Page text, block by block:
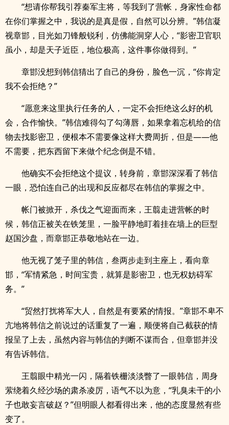
“想请你帮我引荐秦军主将，等我到了营帐，身家性命都
在你们掌握之中，我说的是真是假，自然可以分辨。”韩信凝
视章邯，目光如刀锋般锐利，仿佛能洞穿人心，“影密卫官职
虽小，却是天子近臣，地位极高，这件事你做得到。”
章邯没想到韩信猜出了自己的身份，脸色一沉，“你肯定
我不会拒绝？”
“愿意来这里执行任务的人，一定不会拒绝这么好的机
会，合作愉快。”韩信难得勾了勾薄唇，如果拿着忘机给的信
物去找影密卫，便根本不需要像这样大费周折，但是——他
不需要，把东西留下来做个纪念倒是不错。
他确实不会拒绝这个提议，转身前，章邯深深看了韩信
一眼，恐怕连自己的出现和反应都尽在韩信的掌握之中。
帐门被掀开，杀伐之气迎面而来，王翦走进营帐的时
候，韩信正被关在铁笼里，一脸平静地盯着挂在墙上的巨型
赵国沙盘，而章邯正恭敬地站在一边。
他无视了笼子里的韩信，叁两步走到主座上，看向章
邯，“军情紧急，时间宝贵，就算是影密卫，也无权妨碍军
务。”
“贸然打扰将军大人，自然是有要紧的情报。”章邯不卑不
亢地将韩信之前说过的话重复了一遍，顺便将自己截获的情
报呈了上去，虽然内容与韩信的判断不谋而合，但章邯并没
有告诉韩信。
王翦眼中精光一闪，隔着铁栅淡淡瞥了一眼韩信，周身
萦绕着久经沙场的肃杀凌厉，语气不以为意，“乳臭未干的小
子也敢妄言破赵？”但明眼人都看得出来，他的态度显然有些
变了。